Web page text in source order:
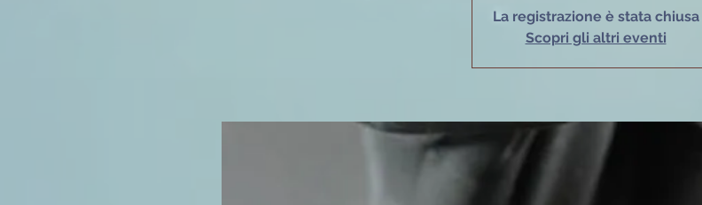
La registrazione è stata chiusa
Scopri gli altri eventi